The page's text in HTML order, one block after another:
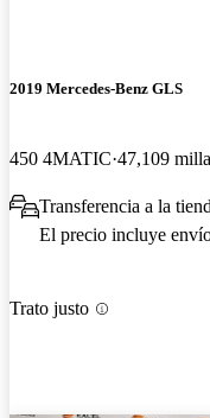
2019 Mercedes-Benz GLS
450 4MATIC 47,109
Transferencia a la
El precio incluye
Trato justo